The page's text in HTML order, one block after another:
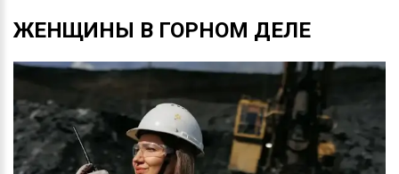
ЖЕНЩИНЫ В ГОРНОМ ДЕЛЕ